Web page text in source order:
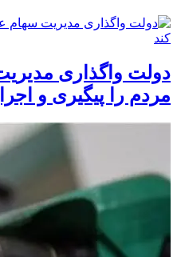
دولت واگذاری
مردم را پیگیری و